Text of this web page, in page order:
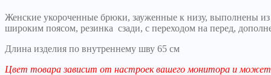
Женские укороченные брюки, зауженные к низу, выполнены
широким поясом, резинка сзади, с переходом на перед,
Длина изделия по внутреннему шву 65 см
Цвет товара зависит от настроек вашего монитора и может